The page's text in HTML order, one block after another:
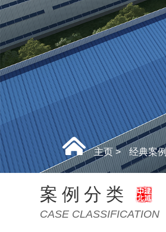
主页> 经典案例
案例分类
CASE CLASSIFICATION